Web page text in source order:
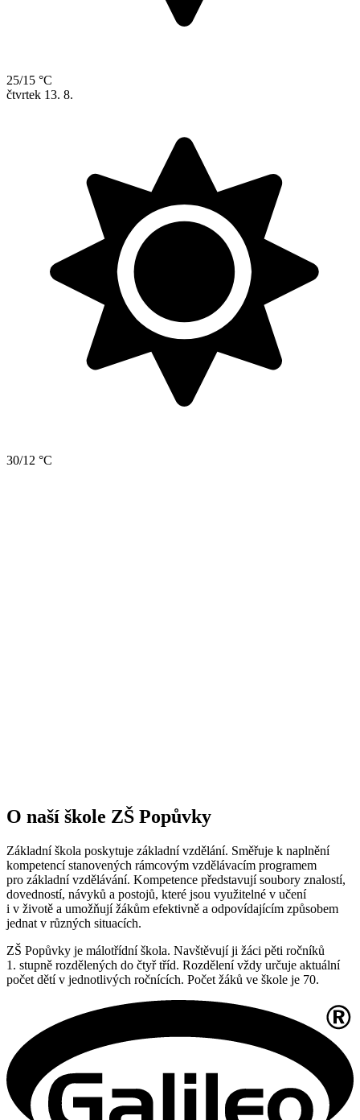
25/15 °C
čtvrtek 13. 8.
30/12 °C
O naší škole ZŠ Popůvky
Základní škola poskytuje základní vzdělání. Směřuje k naplnění
kompetencí stanovených rámcovým vzdělávacím programem
pro základní vzdělávání. Kompetence představují soubory znalostí,
dovedností, návyků a postojů, které jsou využitelné v učení
i v životě a umožňují žákům efektivně a odpovídajícím způsobem
jednat v různých situacích.
ZŠ Popůvky je málotřídní škola. Navštěvují ji žáci pěti ročníků
1. stupně rozdělených do čtyř tříd. Rozdělení vždy určuje aktuální
počet dětí v jednotlivých ročnících. Počet žáků ve škole je 70.